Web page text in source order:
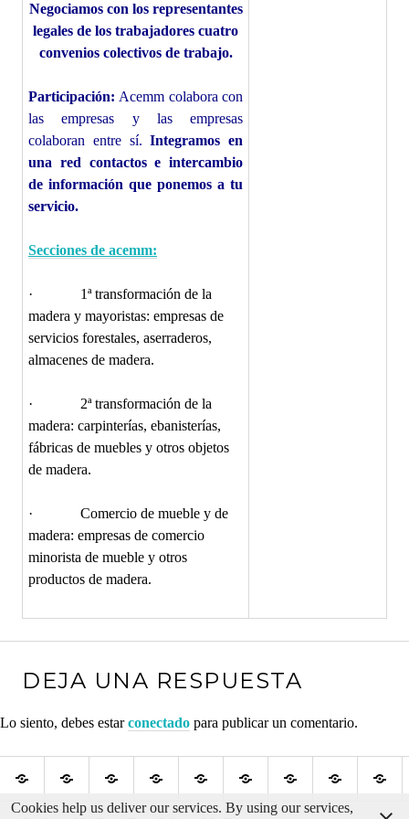
Negociamos con los representantes
legales de los trabajadores cuatro
convenios colectivos de trabajo.
Participación: Acemm colabora con
las empresas y las empresas
colaboran entre sí.Integramos en
una red contactos e intercambio
de información que ponemos a tu
servicio.
Secciones de acemm:
· 1ª transformación de la
madera y mayoristas: empresas de
servicios forestales, aserraderos,
almacenes de madera.
· 2ª transformación de la
madera: carpinterías, ebanisterías,
fábricas de muebles y otros objetos
de madera.
· Comercio de mueble y de
madera: empresas de comercio
minorista de mueble y otros
productos de madera.
DEJA UNA RESPUESTA
Lo siento, debes estarconectado para publicar un comentario.
Bioeconomía
madera
mundo
Bosques
sostenible
Cookies help us deliver our services. By using our services,